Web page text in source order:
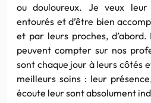
ou douloureux. Je veux
entourés et d’être bien
et par leurs proches, d’abord.
peuvent compter sur nos
sont chaque jour à leurs côtés
meilleurs soins : leur
écoute leur sont absolument